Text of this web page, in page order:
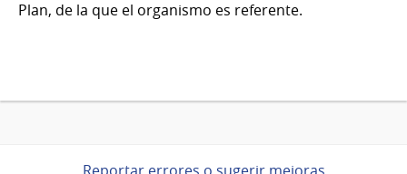
Plan, de la que el organismo es referente.